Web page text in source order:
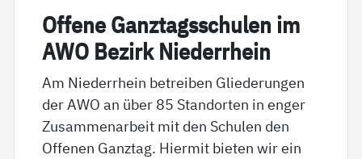
Of­fe­ne Ganz­tags­schu­len im
AWO Be­zirk Nie­der­r­hein
Am Niederrhein betreiben Gliederungen
der AWO an über 85 Standorten in enger
Zusammenarbeit mit den Schulen den
Offenen Ganztag. Hiermit bieten wir ein